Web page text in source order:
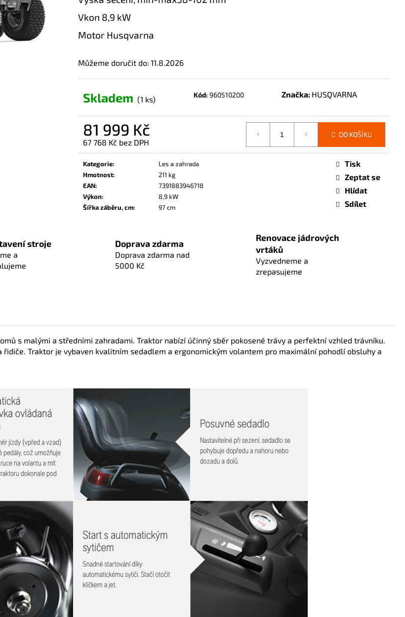
Vkon 8,9 kW
Motor Husqvarna
Můžeme doručit do: 11.8.2026
Skladem (1 ks) Kód: 960510200 Značka: HUSQVARNA
81 999 Kč
67 768 Kč bez DPH
Měrná
cena:
DO KOŠÍKU
Kategorie:
Les a zahrada
Hmotnost:
211 kg
EAN:
7391883946718
Výkon:
8,9 kW
Šířka záběru, cm: 97 cm
Tisk
Zeptat se
Hlídat
Sdílet
stroje
a
Doprava zdarma
Doprava zdarma nad
5000 Kč
Renovace jádrových
vrtáků
Vyzvedneme a
zrepasujeme
s malými a středními zahradami. Traktor nabízí účinný sběr pokosené trávy a perfektní vzhled trávníku.
Traktor je vybaven kvalitním sedadlem a ergonomickým volantem pro maximální pohodlí obsluhy a